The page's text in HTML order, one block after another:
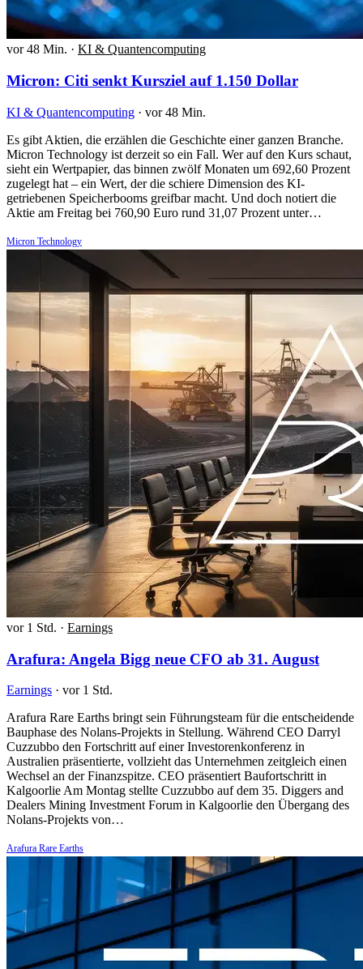
vor 48 Min. · KI & Quantencomputing
Micron: Citi senkt Kursziel auf 1.150 Dollar
KI & Quantencomputing · vor 48 Min.
Es gibt Aktien, die erzählen die Geschichte einer ganzen Branche.
Micron Technology ist derzeit so ein Fall. Wer auf den Kurs schaut,
sieht ein Wertpapier, das binnen zwölf Monaten um 692,60 Prozent
zugelegt hat – ein Wert, der die schiere Dimension des KI-
getriebenen Speicherbooms greifbar macht. Und doch notiert die
Aktie am Freitag bei 760,90 Euro rund 31,07 Prozent unter…
Micron Technology
vor 1 Std. · Earnings
Arafura: Angela Bigg neue CFO ab 31. August
Earnings · vor 1 Std.
Arafura Rare Earths bringt sein Führungsteam für die entscheidende
Bauphase des Nolans-Projekts in Stellung. Während CEO Darryl
Cuzzubbo den Fortschritt auf einer Investorenkonferenz in
Australien präsentierte, vollzieht das Unternehmen zeitgleich einen
Wechsel an der Finanzspitze. CEO präsentiert Baufortschritt in
Kalgoorlie Am Montag stellte Cuzzubbo auf dem 35. Diggers and
Dealers Mining Investment Forum in Kalgoorlie den Übergang des
Nolans-Projekts von…
Arafura Rare Earths